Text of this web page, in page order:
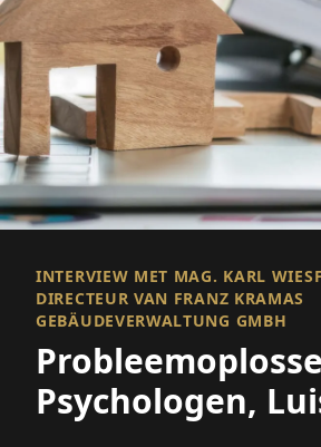
INTERVIEW MET MAG. KARL
DIRECTEUR VAN FRANZ KRAMAS
GEBÄUDEVERWALTUNG GMBH
Psychologen,